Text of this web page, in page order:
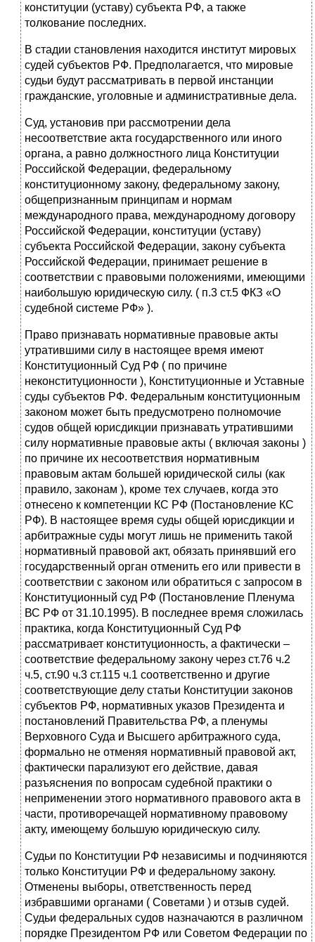
конституции (уставу) субъекта РФ, а также
толкование последних.
В стадии становления находится институт мировых
судей субъектов РФ. Предполагается, что мировые
судьи будут рассматривать в первой инстанции
гражданские, уголовные и административные дела.
Суд, установив при рассмотрении дела
несоответствие акта государственного или иного
органа, а равно должностного лица Конституции
Российской Федерации, федеральному
конституционному закону, федеральному закону,
общепризнанным принципам и нормам
международного права, международному договору
Российской Федерации, конституции (уставу)
субъекта Российской Федерации, закону субъекта
Российской Федерации, принимает решение в
соответствии с правовыми положениями, имеющими
наибольшую юридическую силу. ( п.3 ст.5 ФКЗ «О
судебной системе РФ» ).
Право признавать нормативные правовые акты
утратившими силу в настоящее время имеют
Конституционный Суд РФ ( по причине
неконституционности ), Конституционные и Уставные
суды субъектов РФ. Федеральным конституционным
законом может быть предусмотрено полномочие
судов общей юрисдикции признавать утратившими
силу нормативные правовые акты ( включая законы )
по причине их несоответствия нормативным
правовым актам большей юридической силы (как
правило, законам ), кроме тех случаев, когда это
отнесено к компетенции КС РФ (Постановление КС
РФ). В настоящее время суды общей юрисдикции и
арбитражные суды могут лишь не применить такой
нормативный правовой акт, обязать принявший его
государственный орган отменить его или привести в
соответствии с законом или обратиться с запросом в
Конституционный суд РФ (Постановление Пленума
ВС РФ от 31.10.1995). В последнее время сложилась
практика, когда Конституционный Суд РФ
рассматривает конституционность, а фактически –
соответствие федеральному закону через ст.76 ч.2
ч.5, ст.90 ч.3 ст.115 ч.1 соответственно и другие
соответствующие делу статьи Конституции законов
субъектов РФ, нормативных указов Президента и
постановлений Правительства РФ, а пленумы
Верховного Суда и Высшего арбитражного суда,
формально не отменяя нормативный правовой акт,
фактически парализуют его действие, давая
разъяснения по вопросам судебной практики о
неприменении этого нормативного правового акта в
части, противоречащей нормативному правовому
акту, имеющему большую юридическую силу.
Судьи по Конституции РФ независимы и подчиняются
только Конституции РФ и федеральному закону.
Отменены выборы, ответственность перед
избравшими органами ( Советами ) и отзыв судей.
Судьи федеральных судов назначаются в различном
порядке Президентом РФ или Советом Федерации по